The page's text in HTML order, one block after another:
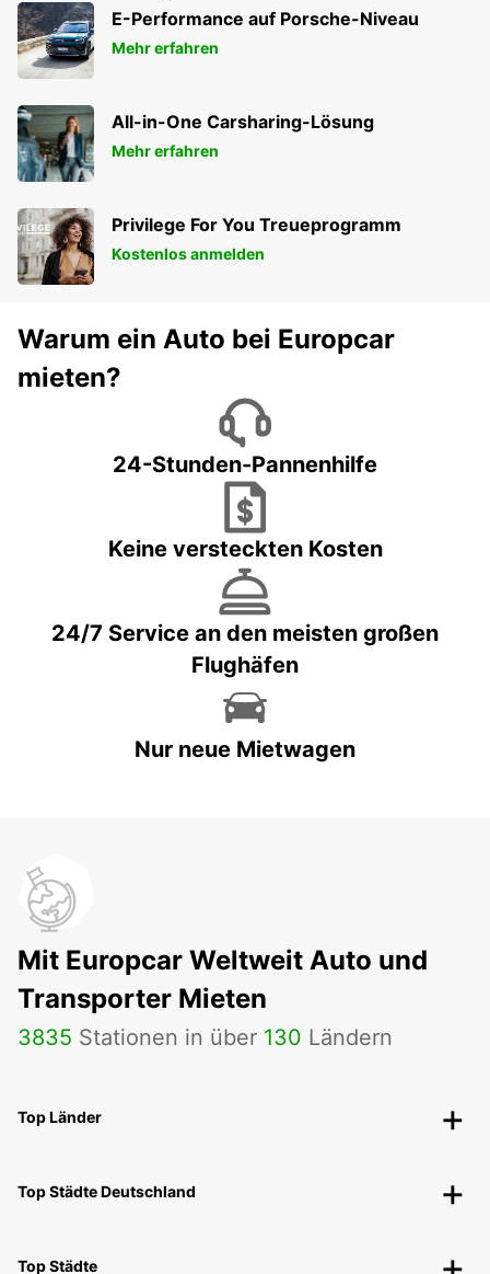
E-Performance auf Porsche-Niveau
Mehr erfahren
All-in-One Carsharing-Lösung
Mehr erfahren
Privilege For You Treueprogramm
Kostenlos anmelden
Warum ein Auto bei Europcar
mieten?
24-Stunden-Pannenhilfe
Keine versteckten Kosten
24/7 Service an den meisten großen
Flughäfen
Nur neue Mietwagen
Mit Europcar Weltweit Auto und
Transporter Mieten
3835 Stationen in über 130 Ländern
Top Länder
Top Städte Deutschland
Top Städte